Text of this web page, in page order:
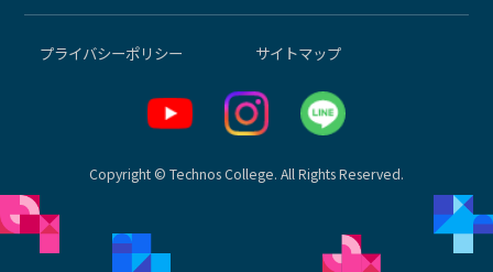
プライバシーポリシー サイトマップ
Copyright © Technos College. All Rights Reserved.